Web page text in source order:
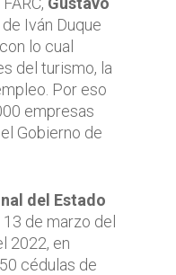
Iván Duque
lo cual
del turismo, la
Por eso
empresas
Gobierno de
del Estado
de marzo del
2022, en
cédulas de